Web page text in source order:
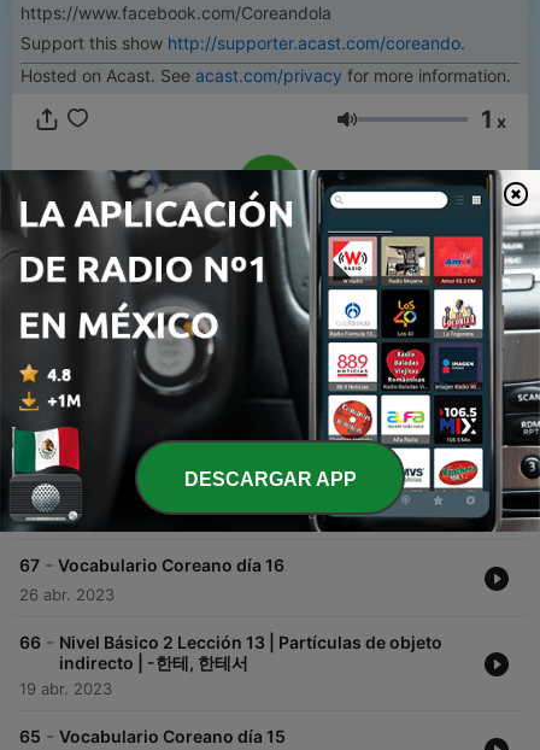
https://www.facebook.com/Coreandola
Support this show http://supporter.acast.com/coreando.
Hosted on Acast. See acast.com/privacy for more information.
Volumen 1 x
00:00
Episodios
69 - Vocabulario Coreano día 17
30 ago. 2023
68 - Nivel Básico 2 Lección 14 | Partículas de método o
formas | -(으)로
24 ago. 2023
67 - Vocabulario Coreano día 16
26 abr. 2023
66 - Nivel Básico 2 Lección 13 | Partículas de objeto
indirecto | -한테, 한테서
19 abr. 2023
65 - Vocabulario Coreano día 15
DESCARGAR APP